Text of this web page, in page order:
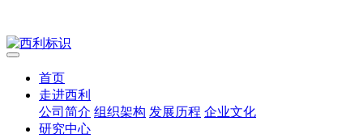
首页
走进西利
公司简介 组织架构 发展历程 企业文化
研究中心